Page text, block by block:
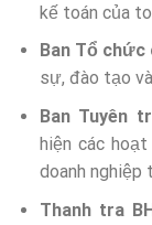
kế toán của
Ban Tổ chức
sự, đào tạo
Ban Tuyên
hiện các
doanh nghiệp
Thanh tra